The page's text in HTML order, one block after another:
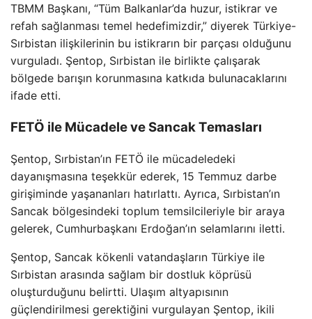
TBMM Başkanı, “Tüm Balkanlar’da huzur, istikrar ve
refah sağlanması temel hedefimizdir,” diyerek Türkiye-
Sırbistan ilişkilerinin bu istikrarın bir parçası olduğunu
vurguladı. Şentop, Sırbistan ile birlikte çalışarak
bölgede barışın korunmasına katkıda bulunacaklarını
ifade etti.
FETÖ ile Mücadele ve Sancak Temasları
Şentop, Sırbistan’ın FETÖ ile mücadeledeki
dayanışmasına teşekkür ederek, 15 Temmuz darbe
girişiminde yaşananları hatırlattı. Ayrıca, Sırbistan’ın
Sancak bölgesindeki toplum temsilcileriyle bir araya
gelerek, Cumhurbaşkanı Erdoğan’ın selamlarını iletti.
Şentop, Sancak kökenli vatandaşların Türkiye ile
Sırbistan arasında sağlam bir dostluk köprüsü
oluşturduğunu belirtti. Ulaşım altyapısının
güçlendirilmesi gerektiğini vurgulayan Şentop, ikili